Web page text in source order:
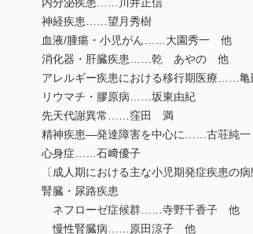
内分泌疾患……川井正信
神経疾患……望月秀樹
血液/腫瘍・小児がん……大園秀一 他
消化器・肝臓疾患……乾 あやの 他
アレルギー疾患における移行期医療……
リウマチ・膠原病……坂東由紀
先天代謝異常……窪田 満
精神疾患―発達障害を中心に……古荘純一
心身症……石﨑優子
〔成人期における主な小児期発症疾患の病
腎臓・尿路疾患
ネフローゼ症候群……寺野千香子 他
慢性腎臓病……原田涼子 他